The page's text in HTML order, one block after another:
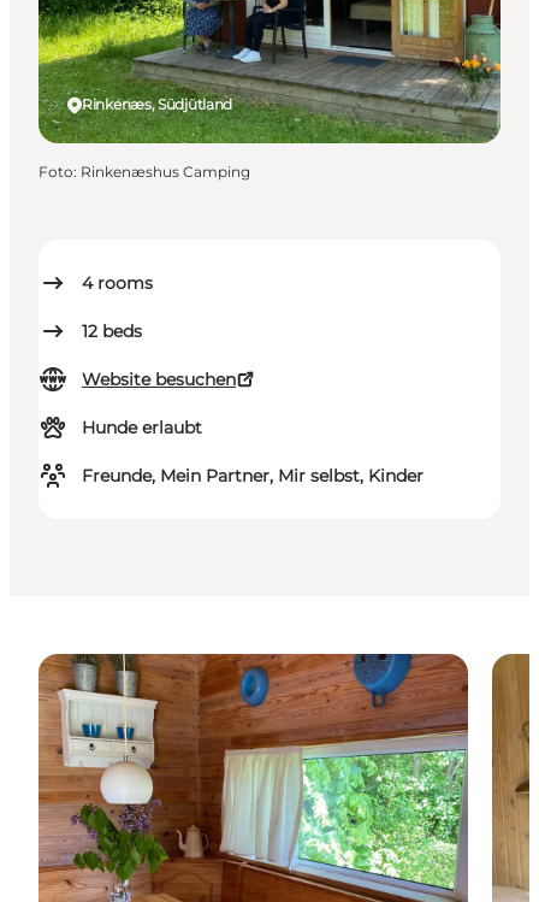
4 rooms
12 beds
Website besuchen
Hunde erlaubt
Freunde, Mein Partner, Mir selbst, Kinder
Rinkenæs, Südjütland
Foto: Rinkenæshus Camping